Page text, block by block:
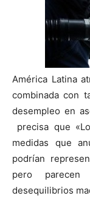
América Latina
combinada con
desempleo en
precisa que
medidas que
podrían
pero parecen
desequilibrios